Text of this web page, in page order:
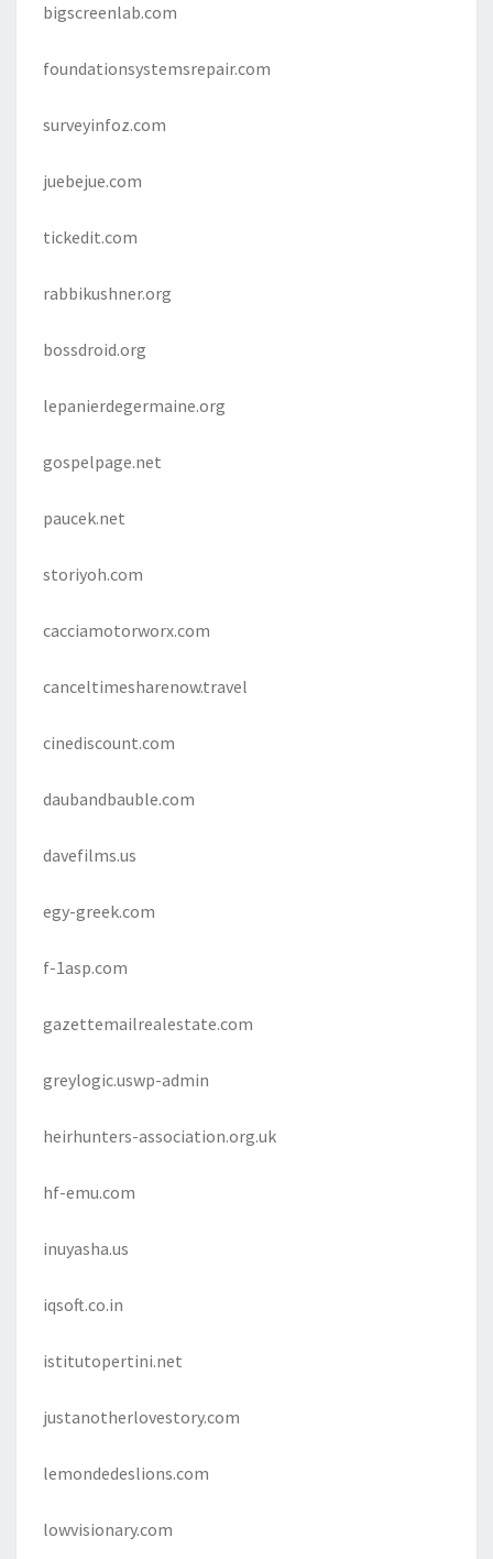
bigscreenlab.com
foundationsystemsrepair.com
surveyinfoz.com
juebejue.com
tickedit.com
rabbikushner.org
bossdroid.org
lepanierdegermaine.org
gospelpage.net
paucek.net
storiyoh.com
cacciamotorworx.com
canceltimesharenow.travel
cinediscount.com
daubandbauble.com
davefilms.us
egy-greek.com
f-1asp.com
gazettemailrealestate.com
greylogic.uswp-admin
heirhunters-association.org.uk
hf-emu.com
inuyasha.us
iqsoft.co.in
istitutopertini.net
justanotherlovestory.com
lemondedeslions.com
lowvisionary.com